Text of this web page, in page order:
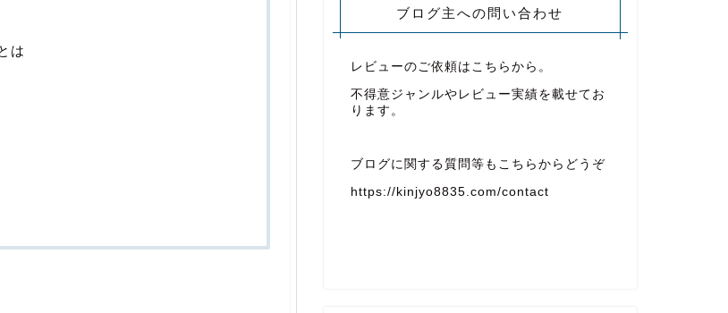
は
ブログ主への問い合わせ
レビューのご依頼はこちらから。
不得意ジャンルやレビュー実績を載せてお
ります。
ブログに関する質問等もこちらからどうぞ
https://kinjyo8835.com/contact